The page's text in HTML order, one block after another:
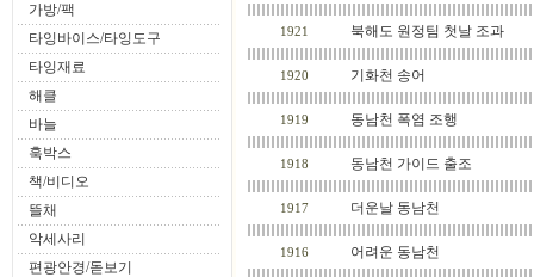
가방/팩
타잉바이스/타잉도구
타잉재료
해클
바늘
훅박스
책/비디오
뜰채
악세사리
편광안경/돋보기
1921 북해도 원정팀 첫날 조과
1920 기화천 송어
1919 동남천 폭염 조행
1918 동남천 가이드 출조
1917 더운날 동남천
1916 어려운 동남천